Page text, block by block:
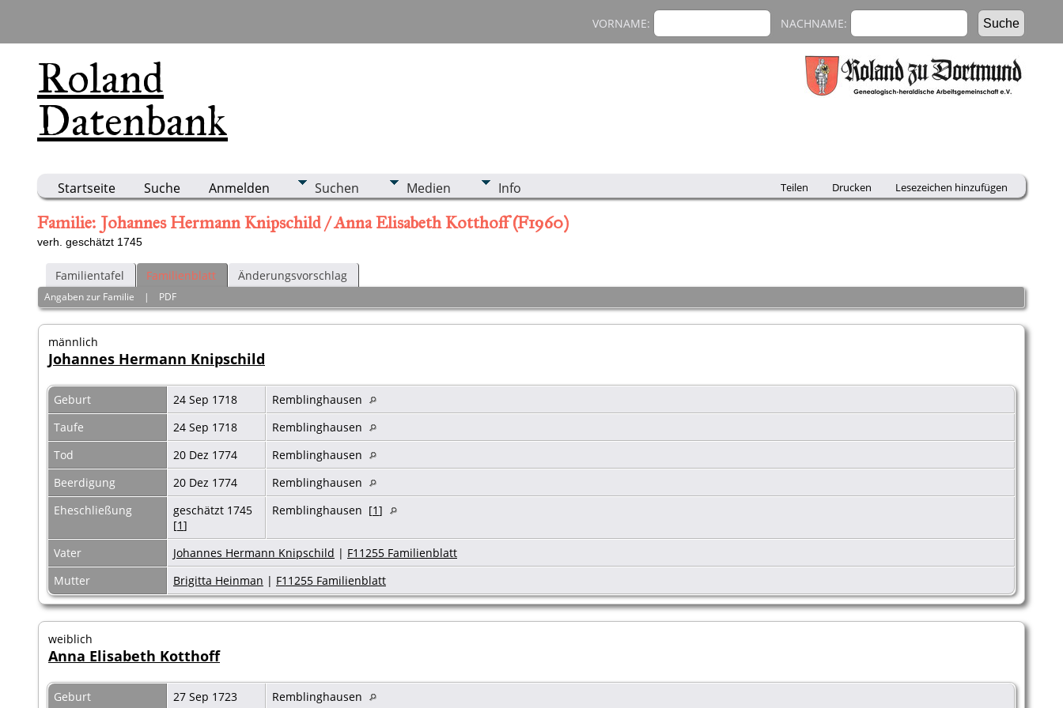
Roland
Datenbank
VORNAME: NACHNAME:
Startseite Suche Anmelden Suchen Medien Info Teilen Drucken Lesezeichen hinzufügen
Familie: Johannes Hermann Knipschild / Anna Elisabeth Kotthoff (F1960)
verh. geschätzt 1745
Familientafel Familienblatt Änderungsvorschlag
Angaben zur Familie | PDF
männlich
Johannes Hermann Knipschild
Geburt 24 Sep 1718
Remblinghausen
Taufe
24 Sep 1718
Remblinghausen
Tod
20 Dez 1774
Remblinghausen
Beerdigung
20 Dez 1774
Remblinghausen
Eheschließung
geschätzt 1745
[1]
Remblinghausen [1]
Vater Johannes Hermann Knipschild | F11255 Familienblatt
Mutter
Brigitta Heinman | F11255 Familienblatt
weiblich
Anna Elisabeth Kotthoff
Geburt 27 Sep 1723
Remblinghausen